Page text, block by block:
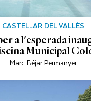
CASTELLAR DEL VALLÈS
a l'esperada
Municipal
Marc Béjar Permanyer